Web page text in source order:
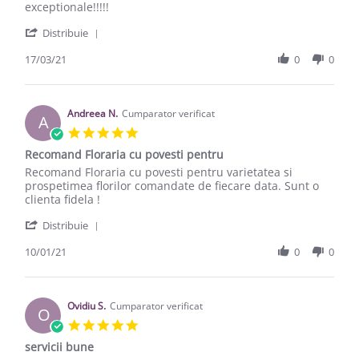
exceptionale!!!!!
Distribuie
17/03/21 0 0
A Andreea N. Cumparator verificat
Recomand Floraria cu povesti pentru
Review by Andreea N. on 10 Jan 2021
review stating Recomand Floraria cu povesti pentru
Recomand Floraria cu povesti pentru varietatea si
prospetimea florilor comandate de fiecare data. Sunt o
clienta fidela !
Distribuie
10/01/21 0 0
O Ovidiu S. Cumparator verificat
servicii bune